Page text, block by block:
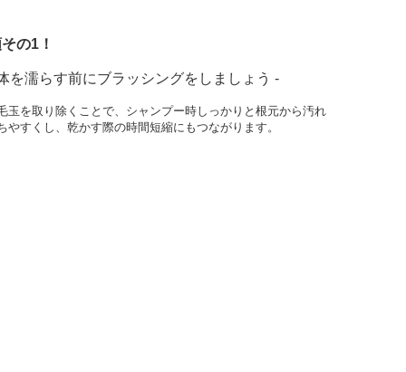
の1！
を濡らす前にブラッシングをしましょう -
玉を取り除くことで、シャンプー時しっかりと根元から汚れ
やすくし、乾かす際の時間短縮にもつながります。